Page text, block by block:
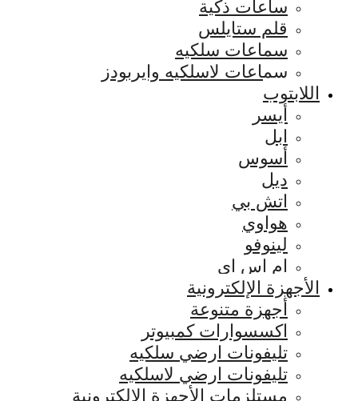
ساعات ذكية
قلم ستايلس
سماعات سلكيه
سماعات لاسلكيه وايربودز
اللابتوب
أيسر
ابل
أسوس
ديل
اتش بي
هواوي
لينوفو
ام اس اي
الأجهزة الإلكترونية
أجهزة متنوعة
اكسسوارات كمبيوتر
تليفونات ارضي سلكيه
تليفونات ارضي لاسلكيه
مستلزمات الأجهزة الإلكترونية